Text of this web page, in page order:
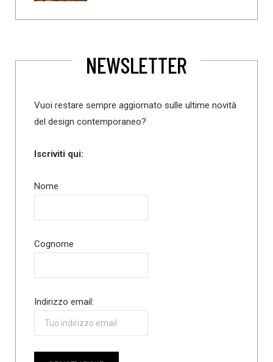
NEWSLETTER
Vuoi restare sempre aggiornato sulle ultime novità
del design contemporaneo?
Iscriviti qui:
Nome
Cognome
Indirizzo email: